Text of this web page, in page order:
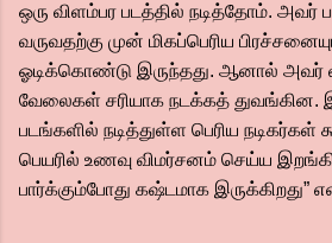
ஒரு விளம்பர படத்தில் நடித்தோம். அவர்
வருவதற்கு முன் மிகப்பெரிய
ஓடிக்கொண்டு இருந்தது. ஆனால் அவர்
வேலைகள் சரியாக நடக்கத் துவங்கின.
படங்களில் நடித்துள்ள பெரிய
பெயரில் உணவு விமர்சனம் செய்ய
பார்க்கும்போது கஷ்டமாக இருக்கிறது”